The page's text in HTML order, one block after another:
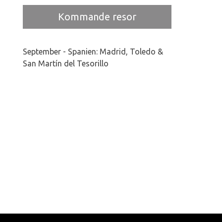
Kommande resor
September - Spanien: Madrid, Toledo &
San Martín del Tesorillo